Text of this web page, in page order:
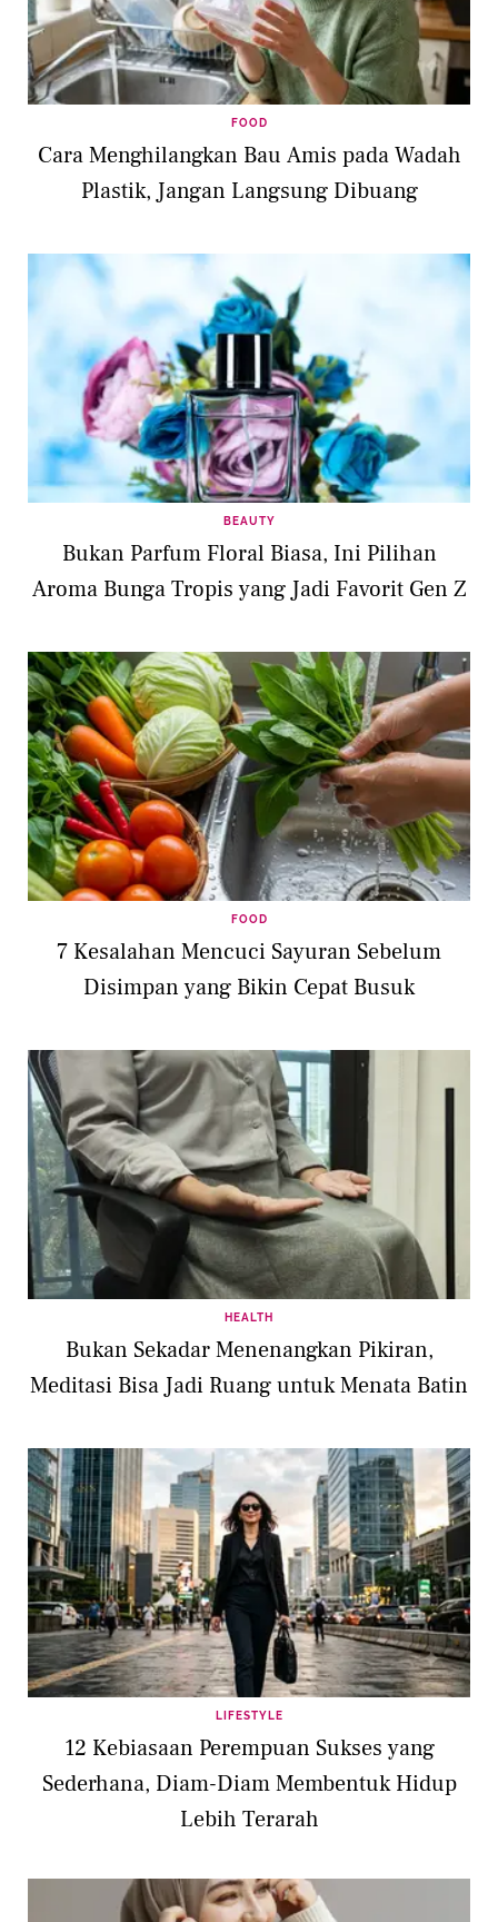
FOOD
Cara Menghilangkan Bau Amis pada Wadah
Plastik, Jangan Langsung Dibuang
BEAUTY
Bukan Parfum Floral Biasa, Ini Pilihan
Aroma Bunga Tropis yang Jadi Favorit Gen Z
FOOD
7 Kesalahan Mencuci Sayuran Sebelum
Disimpan yang Bikin Cepat Busuk
HEALTH
Bukan Sekadar Menenangkan Pikiran,
Meditasi Bisa Jadi Ruang untuk Menata Batin
LIFESTYLE
12 Kebiasaan Perempuan Sukses yang
Sederhana, Diam-Diam Membentuk Hidup
Lebih Terarah